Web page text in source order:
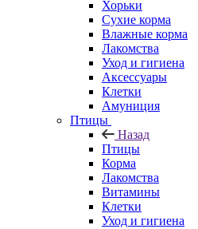
Хорьки
Сухие корма
Влажные корма
Лакомства
Уход и гигиена
Аксессуары
Клетки
Амуниция
Птицы
Назад
Птицы
Корма
Лакомства
Витамины
Клетки
Уход и гигиена